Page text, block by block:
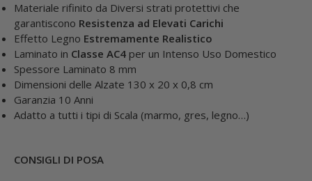
Materiale rifinito da Diversi strati protettivi che
garantiscono Resistenza ad Elevati Carichi
Effetto Legno Estremamente Realistico
Laminato in Classe AC4 per un Intenso Uso Domestico
Spessore Laminato 8 mm
Dimensioni delle Alzate 130 x 20 x 0,8 cm
Garanzia 10 Anni
Adatto a tutti i tipi di Scala (marmo, gres, legno…)
CONSIGLI DI POSA